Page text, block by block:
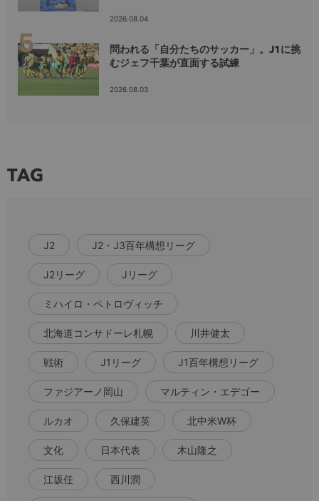
2026.08.04
問われる「自分たちのサッカー」。J1に挑
むジェフ千葉が直面する試練
2026.08.03
TAG
J2 J2・J3百年構想リーグ
J2リーグ Jリーグ
ミハイロ・ペトロヴィッチ
北海道コンサドーレ札幌 川井健太
戦術 J1リーグ J1百年構想リーグ
ファジアーノ岡山 マルティン・エデゴー
ルカオ 久保建英 北中米W杯
文化 日本代表 木山隆之
江坂任 西川潤